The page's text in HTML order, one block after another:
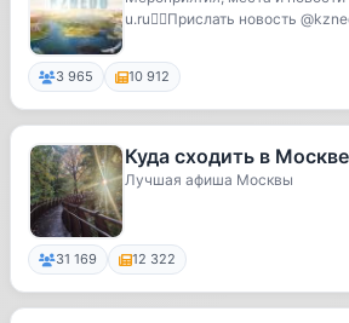
u.ru❤️‍🔥Прислать новость
3 965 10 912
Куда сходить в
Лучшая афиша Москвы
31 169 12 322